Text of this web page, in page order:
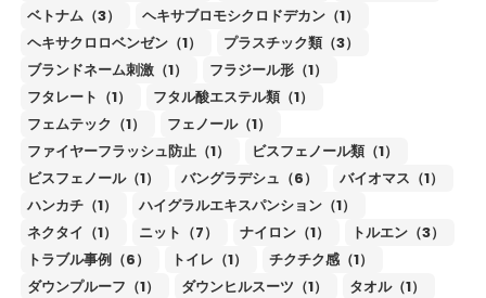
ベトナム（3）
ヘキサブロモシクロドデカン（1）
ヘキサクロロベンゼン（1）
プラスチック類（3）
ブランドネーム刺激（1）
フラジール形（1）
フタレート（1）
フタル酸エステル類（1）
フェムテック（1）
フェノール（1）
ファイヤーフラッシュ防止（1）
ビスフェノール類（1）
ビスフェノール（1）
バングラデシュ（6）
バイオマス（1）
ハンカチ（1）
ハイグラルエキスパンション（1）
ネクタイ（1）
ニット（7） ナイロン（1）
トルエン（3）
トラブル事例（6）
トイレ（1）
チクチク感（1）
ダウンプルーフ（1）
ダウンヒルスーツ（1）
タオル（1）